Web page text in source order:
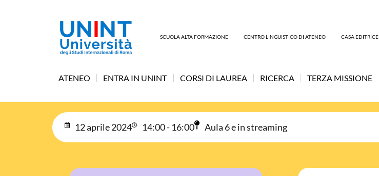
SCUOLA ALTA FORMAZIONE CENTRO LINGUISTICO DI ATENEO CASA EDITRICE
ATENEO ENTRA IN UNINT CORSI DI LAUREA RICERCA TERZA MISSIONE
12 aprile 2024 14:00 - 16:00 Aula 6 e in streaming